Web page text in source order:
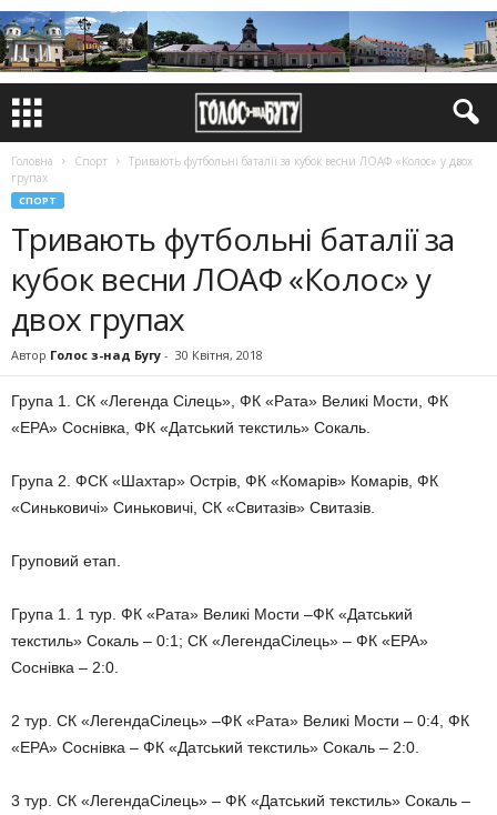
Головна Спорт
Тривають футбольні баталії за кубок весни ЛОАФ «Колос» у двох
групах
СПОРТ
Тривають футбольні баталії за
кубок весни ЛОАФ «Колос» у
двох групах
Автор Голос з-над Бугу - 30 Квітня, 2018
Група 1. СК «Легенда Сілець», ФК «Рата» Великі Мости, ФК
«ЕРА» Соснівка, ФК «Датський текстиль» Сокаль.
Група 2. ФСК «Шахтар» Острів, ФК «Комарів» Комарів, ФК
«Синьковичі» Синьковичі, СК «Свитазів» Свитазів.
Груповий етап.
Група 1. 1 тур. ФК «Рата» Великі Мости –ФК «Датський
текстиль» Сокаль – 0:1; СК «ЛегендаСілець» – ФК «ЕРА»
Соснівка – 2:0.
2 тур. СК «ЛегендаСілець» –ФК «Рата» Великі Мости – 0:4, ФК
«ЕРА» Соснівка – ФК «Датський текстиль» Сокаль – 2:0.
3 тур. СК «ЛегендаСілець» – ФК «Датський текстиль» Сокаль –